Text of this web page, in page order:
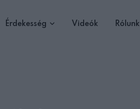
Érdekesség Videók Rólunk